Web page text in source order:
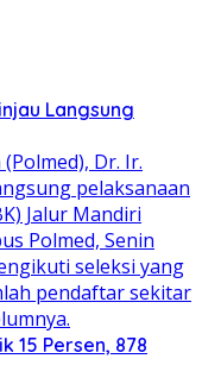
Langsung
15 Persen, 878